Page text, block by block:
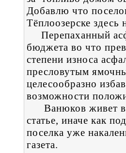
Добавлю что
Тёплоозерске
Перепаханный
бюджета во что
степени износа
пресловутым
целесообразно
возможности
Ванюков живет в
статье, иначе как
поселка уже
газета.